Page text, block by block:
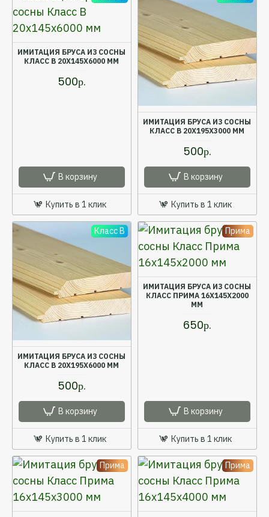
ИМИТАЦИЯ БРУСА ИЗ СОСНЫ
КЛАСС В 20X145X6000 ММ
500р.
В корзину
Купить в 1 клик
ИМИТАЦИЯ БРУСА ИЗ СОСНЫ
КЛАСС В 20X195X3000 ММ
500р.
В корзину
Купить в 1 клик
Класс B
ИМИТАЦИЯ БРУСА ИЗ СОСНЫ
КЛАСС В 20X195X6000 ММ
500р.
В корзину
Купить в 1 клик
Прима
ИМИТАЦИЯ БРУСА ИЗ СОСНЫ
КЛАСС ПРИМА 16X145X2000
ММ
650р.
В корзину
Купить в 1 клик
Прима Прима